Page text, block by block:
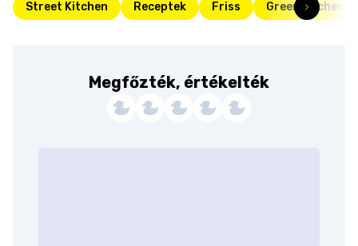
Street Kitchen Receptek Friss Green kitchen
Megfőzték, értékelték